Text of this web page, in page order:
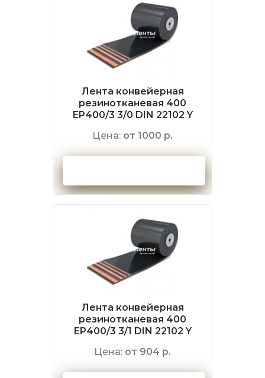
Лента конвейерная
резинотканевая 400
EP400/3 3/0 DIN 22102 Y
Цена: от 1000 р.
Лента конвейерная
резинотканевая 400
EP400/3 3/1 DIN 22102 Y
Цена: от 904 р.